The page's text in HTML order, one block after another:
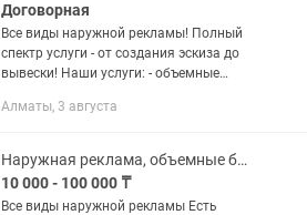
Договорная
Все виды наружной рекламы! Полный
спектр услуги - от создания эскиза до
вывески! Наши услуги: - объемные
накладные буквы - лайтбоксы (
Алматы, 3 августа
Наружная реклама, объемные буквы, вывески, баннера, монтаж, демонтаж
10 000 - 100 000 ₸
Все виды наружной рекламы Есть